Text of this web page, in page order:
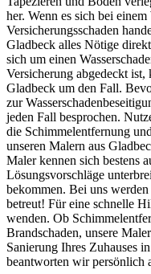
her. Wenn es sich bei
Versicherungsschaden
Gladbeck alles Nötige
sich um einen
Versicherung abgedeckt
Gladbeck um den Fall.
zur
jeden Fall besprochen.
die Schimmelentfernung
unseren Malern aus
Maler kennen sich bestens
Lösungsvorschläge
bekommen. Bei uns
betreut! Für eine schnelle
wenden. Ob
Brandschaden, unsere
Sanierung Ihres Zuhauses
beantworten wir persönlich